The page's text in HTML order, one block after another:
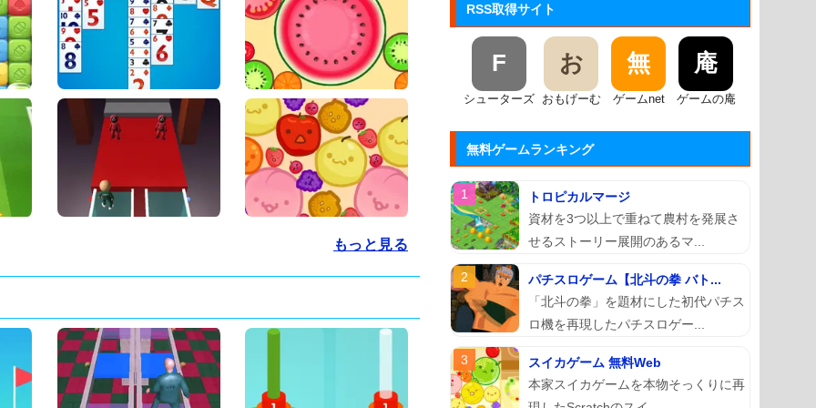
もっと見る
RSS取得サイト
F
シューターズ
お
おもげーむ
無
ゲームnet
庵
ゲームの庵
無料ゲームランキング
トロピカルマージ
資材を3つ以上で重ねて農村を発展さ
せるストーリー展開のあるマ...
パチスロゲーム【北斗の拳 バト...
「北斗の拳」を題材にした初代パチス
ロ機を再現したパチスロゲー...
スイカゲーム 無料Web
本家スイカゲームを本物そっくりに再